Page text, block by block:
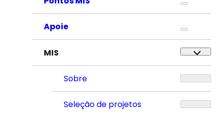
Apoie
MIS
Sobre
Seleção de projetos